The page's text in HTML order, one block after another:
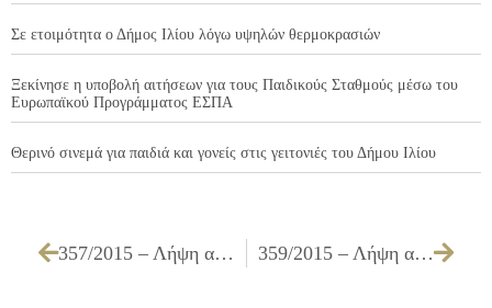
Σε ετοιμότητα ο Δήμος Ιλίου λόγω υψηλών θερμοκρασιών
Ξεκίνησε η υποβολή αιτήσεων για τους Παιδικούς Σταθμούς μέσω του
Ευρωπαϊκού Προγράμματος ΕΣΠΑ
Θερινό σινεμά για παιδιά και γονείς στις γειτονιές του Δήμου Ιλίου
357/2015 – Λήψη απόφασης για τη χορήγηση παράτασης της διάρκειας του Υποέργου 7 με τίτλο ΕΞΩΤΕΡΙΚΗ ΑΞΙΟΛΟΓΗΣΗ ΣΤΗΝ ΕΠΙΤΕΥΞΗ ΤΩΝ ΣΤΟΧΩΝ ΤΟΥ ΣΧΥ – ΕΝΕΡΓΕΙΑΚΗ ΕΠΙΘΕΩΡΗΣΗ / ΕΚΔΟΣΗ ΠΙΣΤΟΠΟΙΗΤΙΚΟΥ 359/2015 – Λήψη απόφασης για την έγκριση Πρωτοκόλλου Προσωρινής & Οριστικής Παραλαβής του έργου ΑΛΛΑΓΗ ΧΡΗΣΗΣ ΓΗΠΕΔΟΥ ΕΠΙ ΤΗΣ ΟΔΟΥ ΙΓΝΑΤΙΟΥ ΑΠΟ ΜΠΑΣΚΕΤ ΣΕ ΧΟΚΕΪ